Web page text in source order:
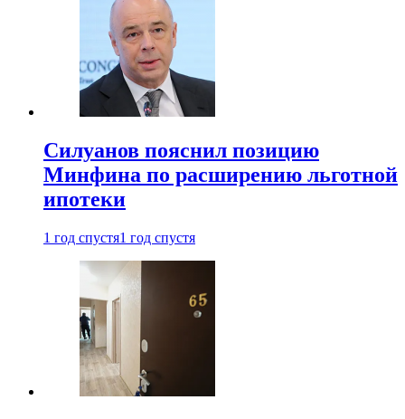
Силуанов пояснил позицию
Минфина по расширению льготной
ипотеки
1 год спустя1 год спустя